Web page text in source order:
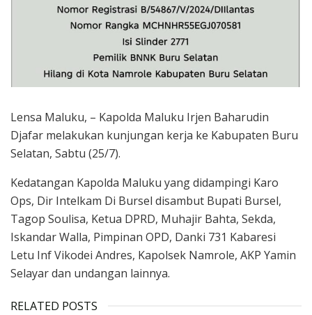
Lensa Maluku, – Kapolda Maluku Irjen Baharudin
Djafar melakukan kunjungan kerja ke Kabupaten Buru
Selatan, Sabtu (25/7).
Kedatangan Kapolda Maluku yang didampingi Karo
Ops, Dir Intelkam Di Bursel disambut Bupati Bursel,
Tagop Soulisa, Ketua DPRD, Muhajir Bahta, Sekda,
Iskandar Walla, Pimpinan OPD, Danki 731 Kabaresi
Letu Inf Vikodei Andres, Kapolsek Namrole, AKP Yamin
Selayar dan undangan lainnya.
RELATED POSTS